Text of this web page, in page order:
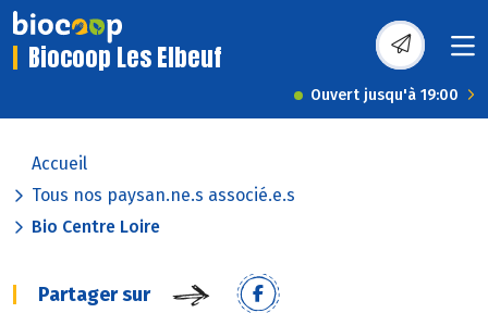
Biocoop Les Elbeuf
Ouvert jusqu'à 19:00
Accueil
Tous nos paysan.ne.s associé.e.s
Bio Centre Loire
Partager sur